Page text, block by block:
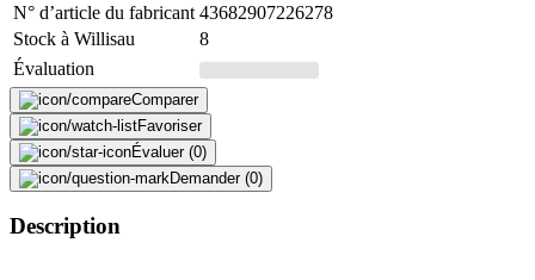
N° d’article du fabricant 43682907226278
Stock à Willisau
8
Évaluation
Comparer
Favoriser
Évaluer (0)
Demander (0)
Description